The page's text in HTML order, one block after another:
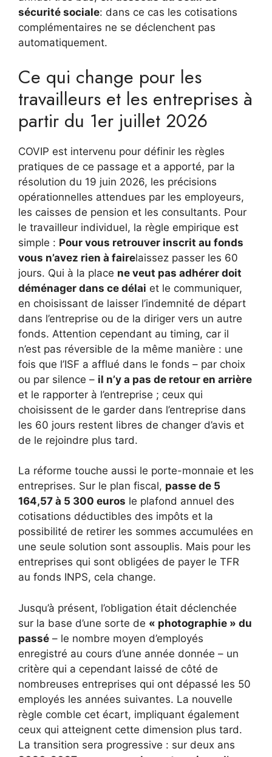
sécurité sociale: dans ce cas les cotisations
complémentaires ne se déclenchent pas
automatiquement.
Ce qui change pour les
travailleurs et les entreprises à
partir du 1er juillet 2026
COVIP est intervenu pour définir les règles
pratiques de ce passage et a apporté, par la
résolution du 19 juin 2026, les précisions
opérationnelles attendues par les employeurs,
les caisses de pension et les consultants. Pour
le travailleur individuel, la règle empirique est
simple : Pour vous retrouver inscrit au fonds
vous n’avez rien à fairelaissez passer les 60
jours. Qui à la place ne veut pas adhérer doit
déménager dans ce délai et le communiquer,
en choisissant de laisser l’indemnité de départ
dans l’entreprise ou de la diriger vers un autre
fonds. Attention cependant au timing, car il
n’est pas réversible de la même manière : une
fois que l’ISF a afflué dans le fonds – par choix
ou par silence – il n’y a pas de retour en arrière
et le rapporter à l’entreprise ; ceux qui
choisissent de le garder dans l’entreprise dans
les 60 jours restent libres de changer d’avis et
de le rejoindre plus tard.
La réforme touche aussi le porte-monnaie et les
entreprises. Sur le plan fiscal, passe de 5
164,57 à 5 300 euros le plafond annuel des
cotisations déductibles des impôts et la
possibilité de retirer les sommes accumulées en
une seule solution sont assouplis. Mais pour les
entreprises qui sont obligées de payer le TFR
au fonds INPS, cela change.
Jusqu’à présent, l’obligation était déclenchée
sur la base d’une sorte de « photographie » du
passé – le nombre moyen d’employés
enregistré au cours d’une année donnée – un
critère qui a cependant laissé de côté de
nombreuses entreprises qui ont dépassé les 50
employés les années suivantes. La nouvelle
règle comble cet écart, impliquant également
ceux qui atteignent cette dimension plus tard.
La transition sera progressive : sur deux ans